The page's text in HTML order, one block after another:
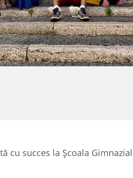
succes la Școala